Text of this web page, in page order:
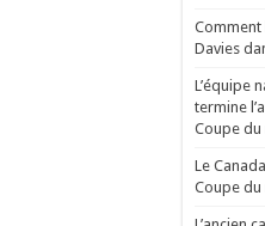
Comment
Davies
L’équipe
termine
Coupe du
Le
Coupe